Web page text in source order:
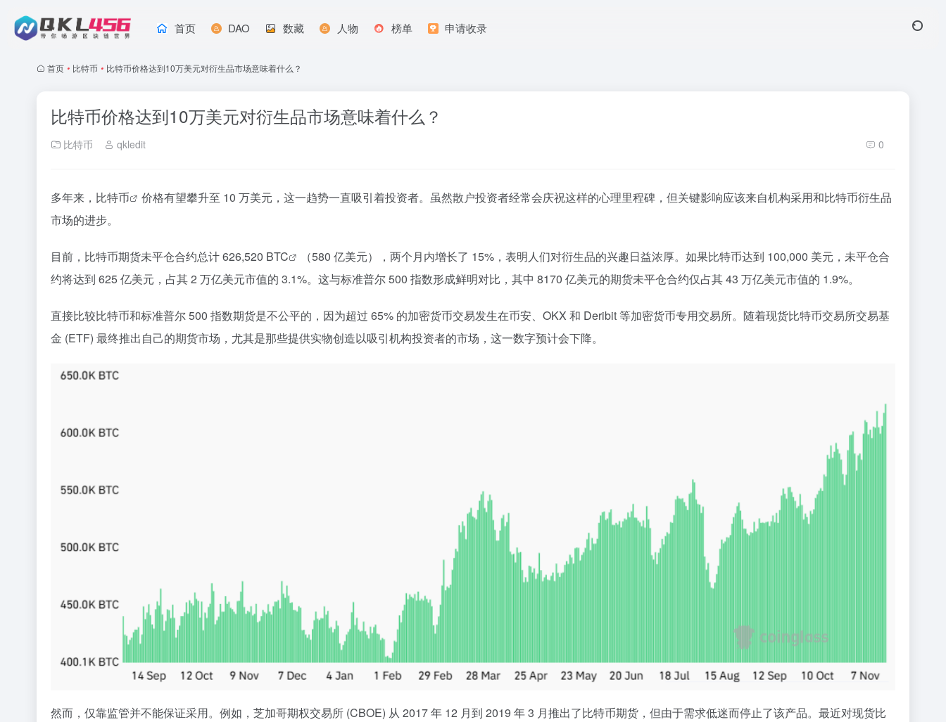
首页 DAO 数藏 人物 榜单 申请收录
首页 • 比特币 • 比特币价格达到10万美元对衍生品市场意味着什么？
比特币价格达到10万美元对衍生品市场意味着什么？
比特币 qkledit 0
多年来， 比特币
价格有望攀升至 10 万美元，这一趋势一直吸引着投资者。虽然散户投资者经常会庆祝这样的心理里程碑，但关键影响应该来自机构采用和比特币衍生品
市场的进步。
目前，比特币期货未平仓合约总计 626,520 BTC
（580 亿美元），两个月内增长了 15%，表明人们对衍生品的兴趣日益浓厚。如果比特币达到 100,000 美元，未平仓合
约将达到 625 亿美元，占其 2 万亿美元市值的 3.1%。这与标准普尔 500 指数形成鲜明对比，其中 8170 亿美元的期货未平仓合约仅占其 43 万亿美元市值的 1.9%。
直接比较比特币和标准普尔 500 指数期货是不公平的，因为超过 65% 的加密货币交易发生在币安、OKX 和 Deribit 等加密货币专用交易所。随着现货比特币交易所交易基
金 (ETF) 最终推出自己的期货市场，尤其是那些提供实物创造以吸引机构投资者的市场，这一数字预计会下降。
然而，仅靠监管并不能保证采用。例如，芝加哥期权交易所 (CBOE) 从 2017 年 12 月到 2019 年 3 月推出了比特币期货，但由于需求低迷而停止了该产品。最近对现货比